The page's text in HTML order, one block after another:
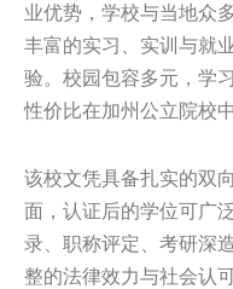
业优势，学校与当地众
丰富的实习、实训与就
验。校园包容多元，学
性价比在加州公立院校
该校文凭具备扎实的双
面，认证后的学位可广
录、职称评定、考研深
整的法律效力与社会认